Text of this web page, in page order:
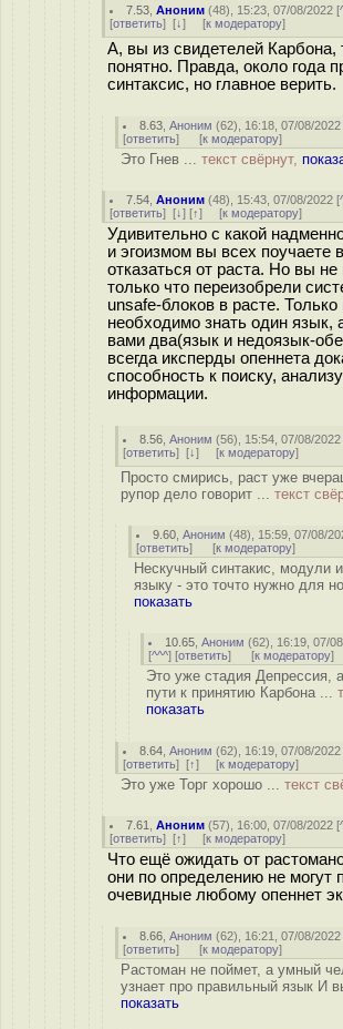
7.53 ,Аноним (48), 15:23, 07/08/2022 [
[ответить] [↓] [к модератору]
А, вы из свидетелей Карбона,
понятно. Правда, около года
синтаксис, но главное верить.
8.63 ,Аноним (62), 16:18, 07/08/2022
[ответить] [к модератору]
Это Гнев ... текст свёрнут,
7.54 ,Аноним (48), 15:43, 07/08/2022 [
[ответить] [↓] [↑] [к модератору]
Удивительно с какой
и эгоизмом вы всех поучаете
отказаться от раста. Но вы
только что переизобрели
unsafe-блоков в расте.
необходимо знать один язык,
вами два(язык и недоязык-
всегда иксперды опеннета
способность к поиску,
информации.
8.56 ,Аноним (56), 15:54, 07/08/2022
[ответить] [↓] [к модератору]
Просто смирись, раст уже
рупор дело говорит ... текст
9.60 ,Аноним (48), 15:59, 07/08/
[ответить] [к модератору]
Нескучный синтакис, модули
языку - это точто нужно для
показать
10.65 ,Аноним (62), 16:19, 07/
[^^^] [ответить] [к модератору]
Это уже стадия Депрессия,
пути к принятию Карбона ...
показать
8.64 ,Аноним (62), 16:19, 07/08/2022
[ответить] [↑] [к модератору]
Это уже Торг хорошо ... текст
7.61 ,Аноним (57), 16:00, 07/08/2022 [
[ответить] [↑] [к модератору]
Что ещё ожидать от
они по определению не могут
очевидные любому опеннет
8.66 ,Аноним (62), 16:21, 07/08/2022
[ответить] [к модератору]
Растоман не поймет, а умный
узнает про правильный язык И
показать